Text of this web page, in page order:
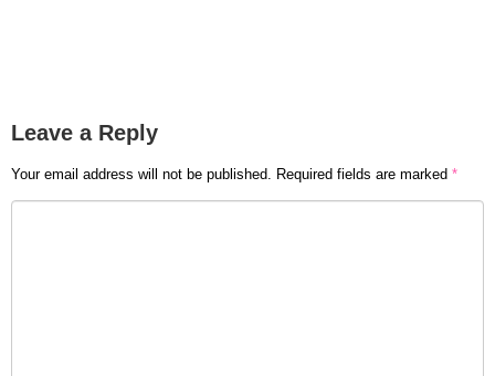
Leave a Reply
Your email address will not be published. Required fields are marked *